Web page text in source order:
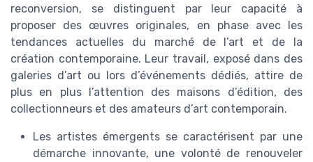
reconversion, se distinguent par leur capacité à
proposer des œuvres originales, en phase avec les
tendances actuelles du marché de l’art et de la
création contemporaine. Leur travail, exposé dans des
galeries d’art ou lors d’événements dédiés, attire de
plus en plus l’attention des maisons d’édition, des
collectionneurs et des amateurs d’art contemporain.
Les artistes émergents se caractérisent par une
démarche innovante, une volonté de renouveler